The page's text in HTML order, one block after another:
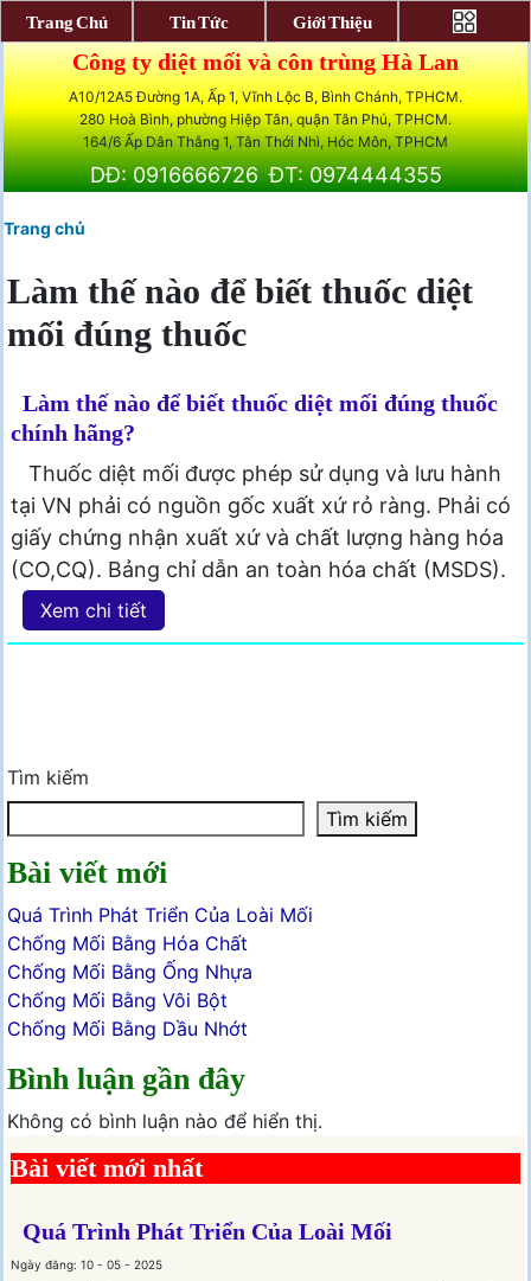
Công ty diệt mối và côn trùng Hà Lan
A10/12A5 Đường 1A, Ấp 1, Vĩnh Lộc B, Bình Chánh, TPHCM.
280 Hoà Bình, phường Hiệp Tân, quận Tân Phú, TPHCM.
164/6 Ấp Dân Thắng 1, Tân Thới Nhì, Hóc Môn, TPHCM
DĐ: 0916666726 ĐT: 0974444355
Trang chủ
Làm thế nào để biết thuốc diệt
mối đúng thuốc
Làm thế nào để biết thuốc diệt mối đúng thuốc
chính hãng?
Thuốc diệt mối được phép sử dụng và lưu hành
tại VN phải có nguồn gốc xuất xứ rỏ ràng. Phải có
giấy chứng nhận xuất xứ và chất lượng hàng hóa
(CO,CQ). Bảng chỉ dẫn an toàn hóa chất (MSDS).
Xem chi tiết
Tìm kiếm
Tìm kiếm
Bài viết mới
Quá Trình Phát Triển Của Loài Mối
Chống Mối Bằng Hóa Chất
Chống Mối Bằng Ống Nhựa
Chống Mối Bằng Vôi Bột
Chống Mối Bằng Dầu Nhớt
Bình luận gần đây
Không có bình luận nào để hiển thị.
Bài viết mới nhất
Quá Trình Phát Triển Của Loài Mối
Ngày đăng: 10 - 05 - 2025
Trang Chủ Tin Tức Giới Thiệu